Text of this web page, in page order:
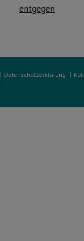
entgegen
Datenschutzerklärung